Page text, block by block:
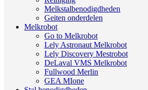
Melkstalbenodigdheden
Geiten onderdelen
Melkrobot
Go to Melkrobot
Lely Astronaut Melkrobot
Lely Discovery Mestrobot
DeLaval VMS Melkrobot
Fullwood Merlin
GEA MIone